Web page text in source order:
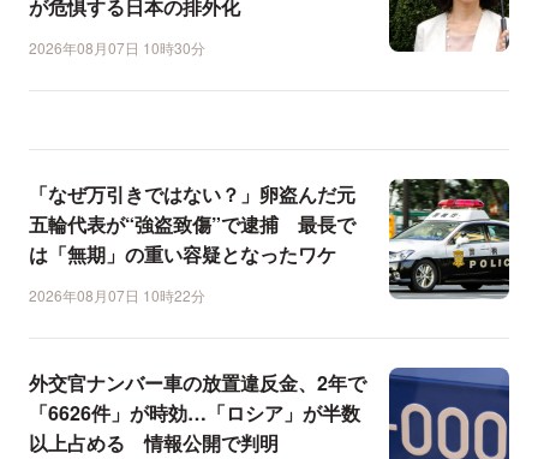
が危惧する日本の排外化
2026年08月07日 10時30分
「なぜ万引きではない？」卵盗んだ元
五輪代表が“強盗致傷”で逮捕 最長で
は「無期」の重い容疑となったワケ
2026年08月07日 10時22分
外交官ナンバー車の放置違反金、2年で
「6626件」が時効…「ロシア」が半数
以上占める 情報公開で判明